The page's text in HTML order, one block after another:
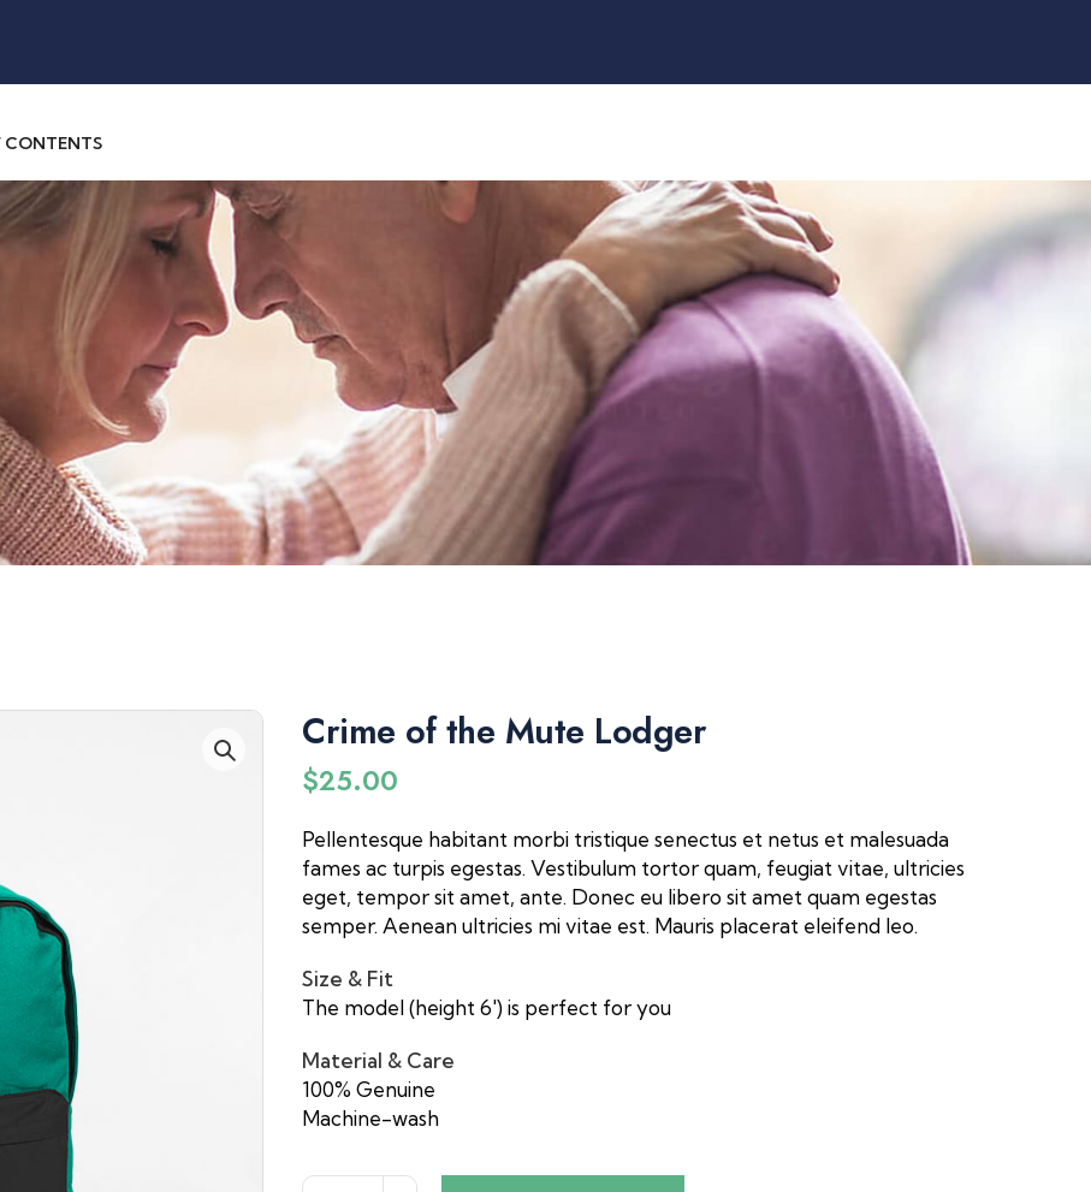
CONTENTS
Crime of the Mute Lodger
$25.00
Pellentesque habitant morbi tristique senectus et netus et malesuada
fames ac turpis egestas. Vestibulum tortor quam, feugiat vitae, ultricies
eget, tempor sit amet, ante. Donec eu libero sit amet quam egestas
semper. Aenean ultricies mi vitae est. Mauris placerat eleifend leo.
Size & Fit
The model (height 6′) is perfect for you
Material & Care
100% Genuine
Machine-wash